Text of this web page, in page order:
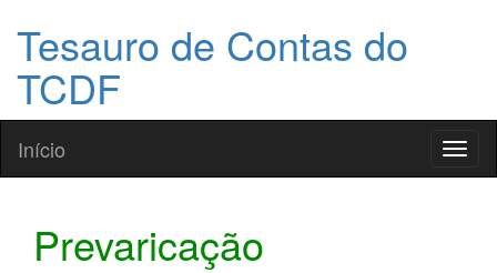
Tesauro de Contas do
TCDF
Início
Prevaricação